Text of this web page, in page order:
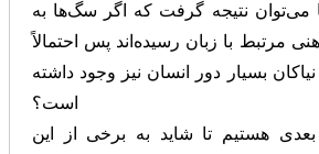
می‌توان نتیجه گرفت که اگر سگ‌ها به
مرتبط با زبان رسیده‌اند پس احتمالاً
بسیار دور انسان نیز وجود داشته
است؟
هستیم تا شاید به برخی از این